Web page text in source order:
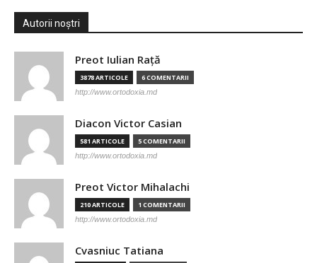
Autorii noștri
Preot Iulian Raţă
3878 ARTICOLE 6 COMENTARII
http://www.ortodoxia.md
Diacon Victor Casian
581 ARTICOLE 5 COMENTARII
http://www.ortodoxia.md
Preot Victor Mihalachi
210 ARTICOLE 1 COMENTARII
http://www.ortodoxia.md
Cvasniuc Tatiana